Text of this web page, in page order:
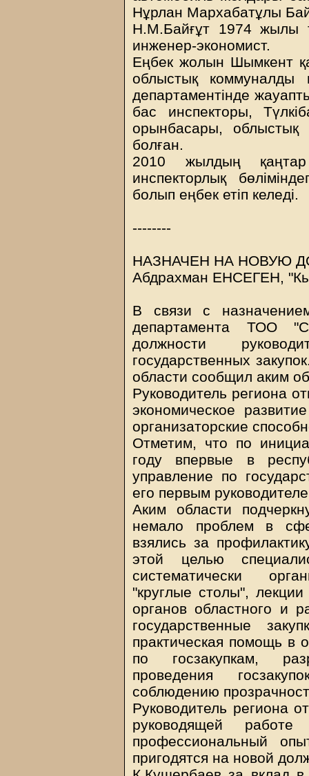
Нұрлан Мархабатұлы
Н.М.Байғұт 1974 жылы
инженер-экономист.
Еңбек жолын Шымкент
облыстық коммуналды
департаментінде
бас инспекторы,
орынбасары,
болған.
2010 жылдың
инспекторлық
болып еңбек етіп келеді.
--------
НАЗНАЧЕН НА НОВУЮ
Абдрахман ЕНСЕГЕН,
В связи с
департамента ТОО
должности
государственных
области сообщил аким
Руководитель региона
экономическое
организаторские
Отметим, что по
году впервые в
управление по
его первым
Аким области
немало проблем в
взялись за
этой целью
систематически
"круглые столы",
органов областного и
государственные
практическая помощь в
по госзакупкам,
проведения
соблюдению
Руководитель региона
руководящей работе
профессиональный
пригодятся на новой